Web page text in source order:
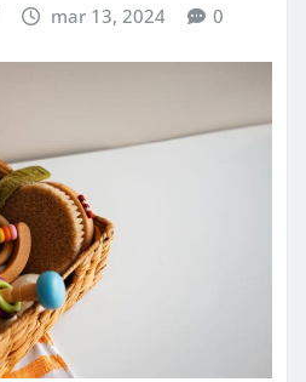
mar 13, 2024 0